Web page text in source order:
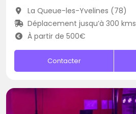
La Queue-les-Yvelines (78)
Déplacement jusqu’à 300 kms
À partir de 500€
Contacter